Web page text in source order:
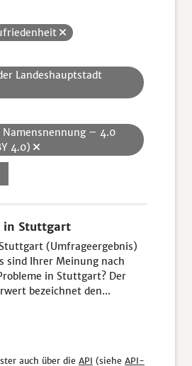
Landeshauptstadt
Namensnennung – 4.0
4.0)
in Stuttgart
(Umfrageergebnis)
sind Ihrer Meinung nach
in Stuttgart? Der
bezeichnet den...
auch über die API (siehe API-